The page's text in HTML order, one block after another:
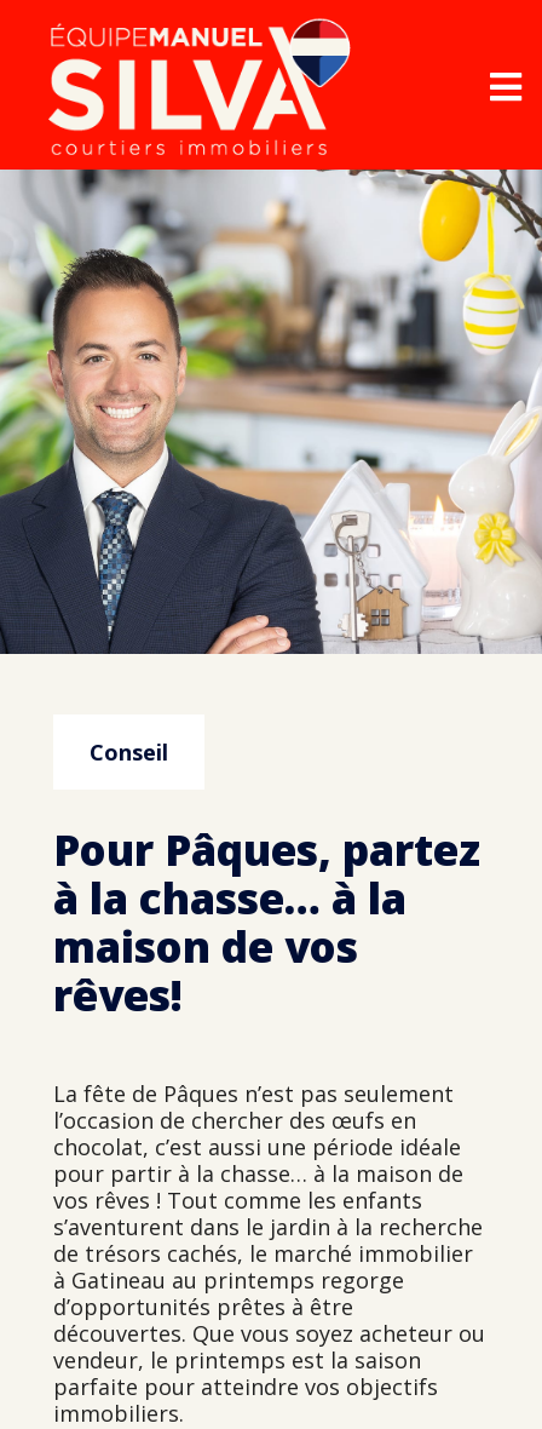
Conseil
Pour Pâques, partez
à la chasse… à la
maison de vos
rêves!
La fête de Pâques n’est pas seulement
l’occasion de chercher des œufs en
chocolat, c’est aussi une période idéale
pour partir à la chasse… à la maison de
vos rêves ! Tout comme les enfants
s’aventurent dans le jardin à la recherche
de trésors cachés, le marché immobilier
à Gatineau au printemps regorge
d’opportunités prêtes à être
découvertes. Que vous soyez acheteur ou
vendeur, le printemps est la saison
parfaite pour atteindre vos objectifs
immobiliers.